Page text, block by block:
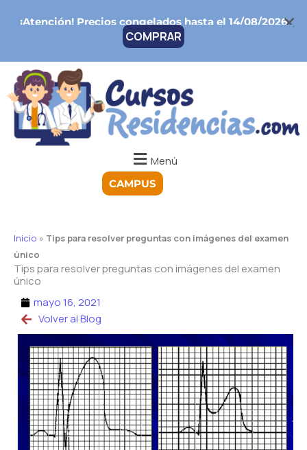
¡Atención!Precios congelados hasta el 14/08/2026
COMPRAR
Menú
CAMPUS
Inicio » Tips para resolver preguntas con imágenes del examen
único
Tips para resolver preguntas con imágenes del examen
único
mayo 16, 2021
Volver al Blog